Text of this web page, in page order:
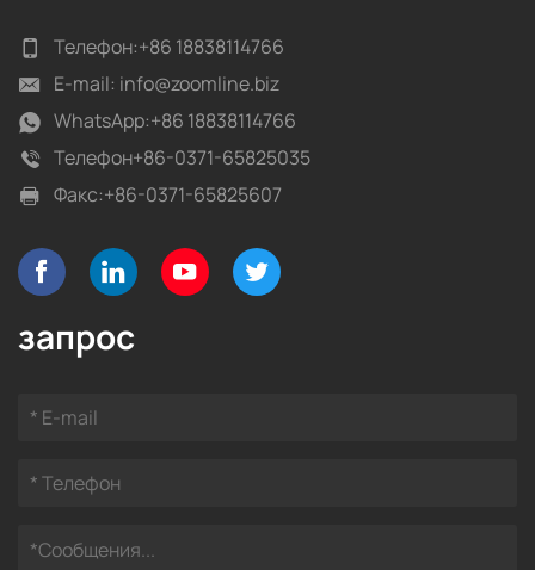
Телефон:+86 18838114766
E-mail: info@zoomline.biz
WhatsApp:+86 18838114766
Телефон+86-0371-65825035
Факс:+86-0371-65825607
запрос